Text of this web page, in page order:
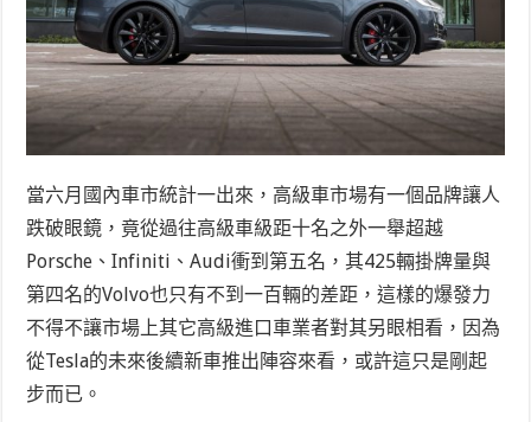
當六月國內車市統計一出來，高級車市場有一個品牌讓人
跌破眼鏡，竟從過往高級車級距十名之外一舉超越
Porsche、Infiniti、Audi衝到第五名，其425輛掛牌量與
第四名的Volvo也只有不到一百輛的差距，這樣的爆發力
不得不讓市場上其它高級進口車業者對其另眼相看，因為
從Tesla的未來後續新車推出陣容來看，或許這只是剛起
步而已。